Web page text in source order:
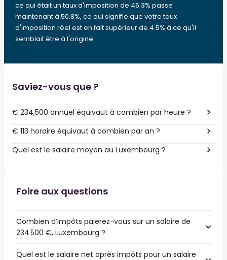
ce qui était un taux d'imposition de 46.3% passe
maintenant à 50.8%, ce qui signifie que votre taux
d'imposition réel est en fait supérieur de 4.5% à ce qu'il
semblait être à l'origine.
Saviez-vous que ?
€ 234,500 annuel équivaut à combien par heure ?
€ 113 horaire équivaut à combien par an ?
Quel est le salaire moyen au Luxembourg ?
Foire aux questions
Combien d’impôts paierez-vous sur un salaire de
234 500 €, Luxembourg ?
Quel est le salaire net après impôts pour un salaire